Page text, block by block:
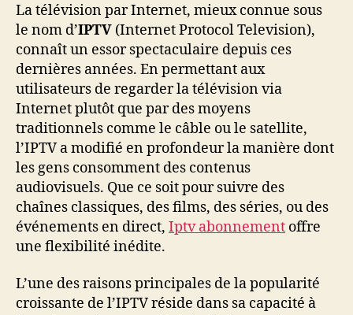
La télévision par Internet, mieux connue sous
le nom d’IPTV (Internet Protocol Television),
connaît un essor spectaculaire depuis ces
dernières années. En permettant aux
utilisateurs de regarder la télévision via
Internet plutôt que par des moyens
traditionnels comme le câble ou le satellite,
l’IPTV a modifié en profondeur la manière dont
les gens consomment des contenus
audiovisuels. Que ce soit pour suivre des
chaînes classiques, des films, des séries, ou des
événements en direct, Iptv abonnement offre
une flexibilité inédite.
L’une des raisons principales de la popularité
croissante de l’IPTV réside dans sa capacité à